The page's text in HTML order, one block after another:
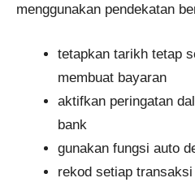
menggunakan pendekatan
tetapkan tarikh tetap
membuat bayaran
aktifkan peringatan
bank
gunakan fungsi auto
rekod setiap